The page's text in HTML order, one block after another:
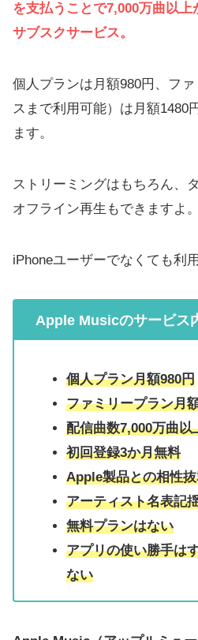
を支払うことで7,000万曲以
サブスクサービス。
個人プランは月額980円、フ
スまで利用可能）は月額1480
ます。
ストリーミングはもちろん、
オフライン再生もできますよ。
iPhoneユーザーでなくても利
Apple Musicのサービス
個人プラン月額980円
ファミリープラン月
配信曲数7,000万曲以
初回登録3か月無料
Apple製品との相性
アーティスト名表記
無料プランはない
アプリの使い勝手は
ない